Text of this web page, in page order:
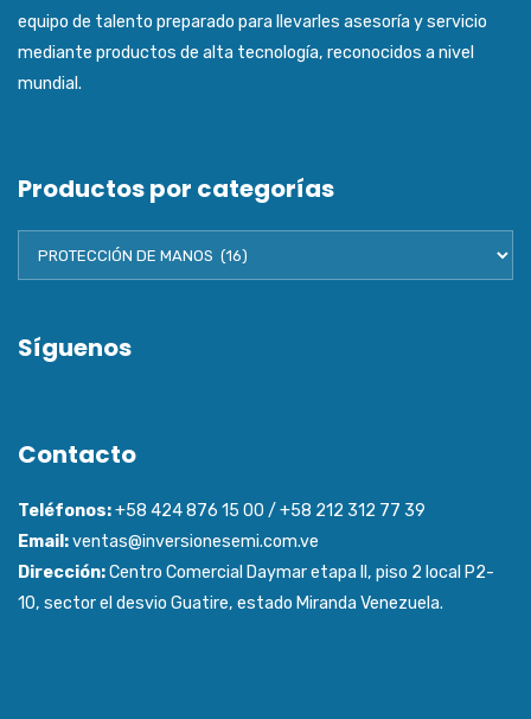
equipo de talento preparado para llevarles asesoría y servicio
mediante productos de alta tecnología, reconocidos a nivel
mundial.
Productos por categorías
Síguenos
Contacto
Teléfonos:+58 424 876 15 00 / +58 212 312 77 39
Email:ventas@inversionesemi.com.ve
Dirección:Centro Comercial Daymar etapa ll, piso 2 local P2-
10, sector el desvio Guatire, estado Miranda Venezuela.